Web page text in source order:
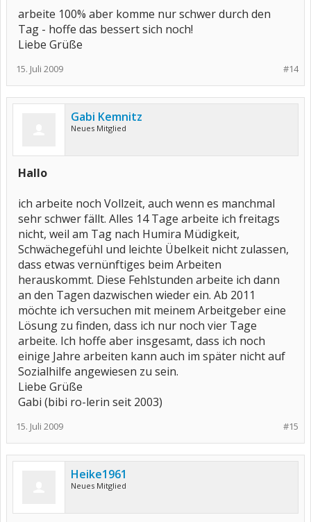
arbeite 100% aber komme nur schwer durch den
Tag - hoffe das bessert sich noch!
Liebe Grüße
#14
15. Juli 2009
Gabi Kemnitz
Neues Mitglied
Hallo
ich arbeite noch Vollzeit, auch wenn es manchmal
sehr schwer fällt. Alles 14 Tage arbeite ich freitags
nicht, weil am Tag nach Humira Müdigkeit,
Schwächegefühl und leichte Übelkeit nicht zulassen,
dass etwas vernünftiges beim Arbeiten
herauskommt. Diese Fehlstunden arbeite ich dann
an den Tagen dazwischen wieder ein. Ab 2011
möchte ich versuchen mit meinem Arbeitgeber eine
Lösung zu finden, dass ich nur noch vier Tage
arbeite. Ich hoffe aber insgesamt, dass ich noch
einige Jahre arbeiten kann auch im später nicht auf
Sozialhilfe angewiesen zu sein.
Liebe Grüße
Gabi (bibi ro-lerin seit 2003)
#15
15. Juli 2009
Heike1961
Neues Mitglied